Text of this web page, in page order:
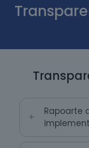
Rapoarte